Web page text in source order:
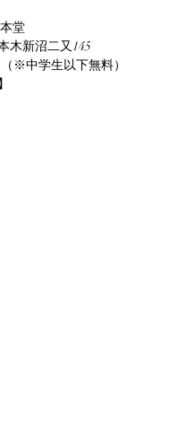
堂
木新沼二又145
（※中学生以下無料）